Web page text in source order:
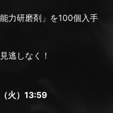
力研磨剤」を100個入手
逃しなく！
火）13:59